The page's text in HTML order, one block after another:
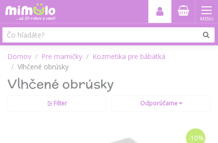
MENU
Domov Pre mamičky
Kozmetika pre bábätká
Vlhčené obrúsky
Vlhčené obrúsky
Filter Odporúčame
-10%